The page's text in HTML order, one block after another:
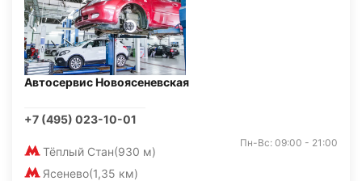
Автосервис Новоясеневская
+7 (495) 023-10-01
Тёплый Стан(930 м)
Ясенево(1,35 км)
Пн-Вс: 09:00 - 21:00